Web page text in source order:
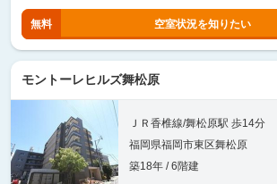
無料 空室状況を知りたい
モントーレヒルズ舞松原
ＪＲ香椎線/舞松原駅 歩14分
福岡県福岡市東区舞松原
築18年 / 6階建